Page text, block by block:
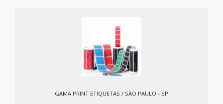
GAMA PRINT ETIQUETAS / SÃO PAULO - SP